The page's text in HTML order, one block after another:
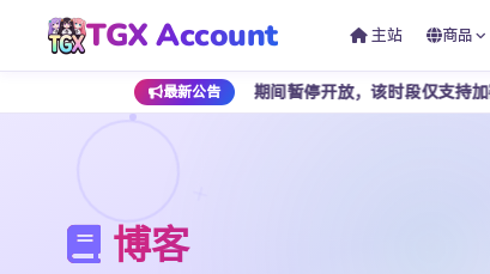
TGX Account 主站 商品
最新公告
至早上 7 点期间暂停开放，该时段仅支持加密货币支付，为避
博客